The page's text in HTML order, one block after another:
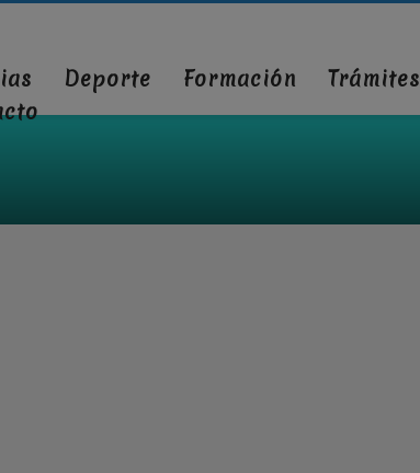
Deporte Formación Trámites